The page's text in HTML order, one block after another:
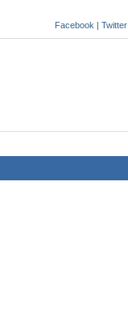
Facebook | Twitter